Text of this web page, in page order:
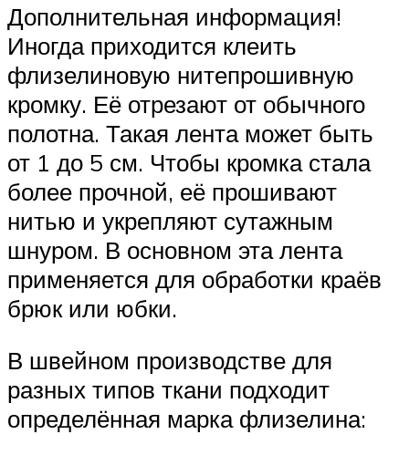
Дополнительная информация!
Иногда приходится клеить
флизелиновую нитепрошивную
кромку. Её отрезают от обычного
полотна. Такая лента может быть
от 1 до 5 см. Чтобы кромка стала
более прочной, её прошивают
нитью и укрепляют сутажным
шнуром. В основном эта лента
применяется для обработки краёв
брюк или юбки.
В швейном производстве для
разных типов ткани подходит
определённая марка флизелина: